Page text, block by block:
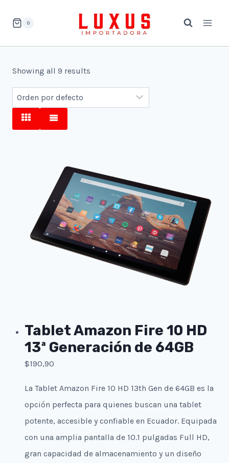
0
Showing all 9 results
Tablet Amazon Fire 10 HD
13ª Generación de 64GB
$190,90
La Tablet Amazon Fire 10 HD 13th Gen de 64GB es la
opción perfecta para quienes buscan una tablet
potente, accesible y confiable en Ecuador. Equipada
con una amplia pantalla de 10.1 pulgadas Full HD,
gran capacidad de almacenamiento y un diseño